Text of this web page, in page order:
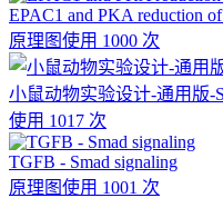
EPAC1 and PKA reduction
原理图使用 1000 次
小鼠动物实验设计-通用版-
使用 1017 次
TGFB - Smad signaling
原理图使用 1001 次